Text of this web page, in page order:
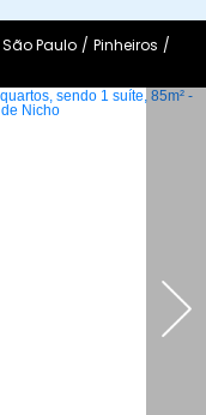
São Paulo / Pinheiros /